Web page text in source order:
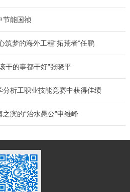
节能国祯
筑梦的海外工程“拓荒者”任鹏
干的事都干好”张晓平
析工职业技能竞赛中获得佳绩
滨的“治水愚公”申维峰